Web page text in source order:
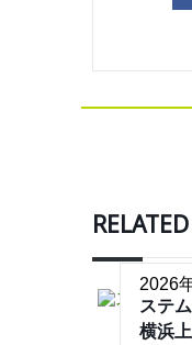
2026
ステ
横浜